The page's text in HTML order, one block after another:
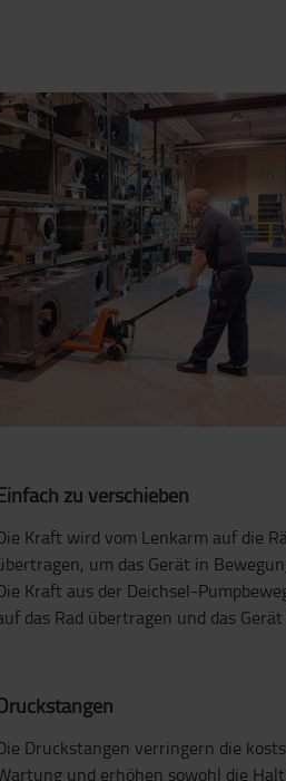
zu verschieben
Kraft wird vom Lenkarm auf die
um das Gerät in
Kraft aus der Deichsel-
das Rad übertragen und das
Druckstangen verringern die
und erhöhen sowohl die